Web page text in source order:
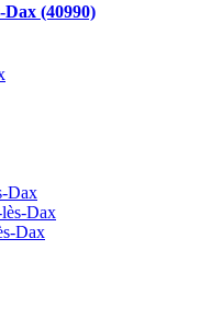
(40990)
Dax
Dax
Dax